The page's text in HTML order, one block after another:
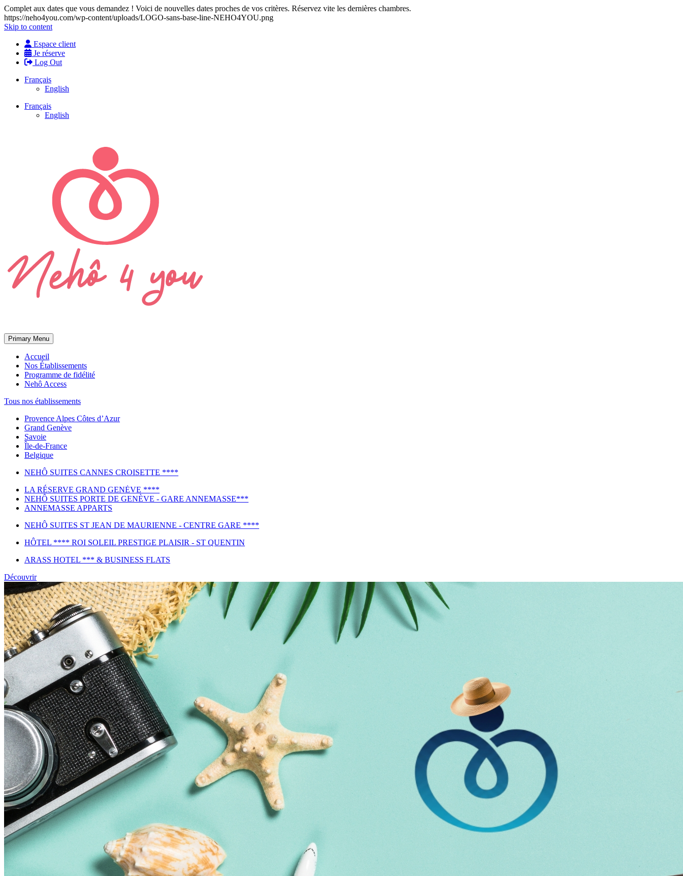
Complet aux dates que vous demandez ! Voici de nouvelles dates proches de vos critères. Réservez vite les dernières chambres.
https://neho4you.com/wp-content/uploads/LOGO-sans-base-line-NEHO4YOU.png
Skip to content
Espace client
Je réserve
Log Out
Français
English
Français
English
Primary Menu
Accueil
Nos Établissements
Programme de fidélité
Nehô Access
Tous nos établissements
Provence Alpes Côtes d’Azur
Grand Genève
Savoie
Île-de-France
Belgique
NEHÔ SUITES CANNES CROISETTE ****
LA RÉSERVE GRAND GENĖVE ****
NEHÔ SUITES PORTE DE GENÈVE - GARE ANNEMASSE***
ANNEMASSE APPARTS
NEHÔ SUITES ST JEAN DE MAURIENNE - CENTRE GARE ****
HÔTEL **** ROI SOLEIL PRESTIGE PLAISIR - ST QUENTIN
ARASS HOTEL *** & BUSINESS FLATS
Découvrir